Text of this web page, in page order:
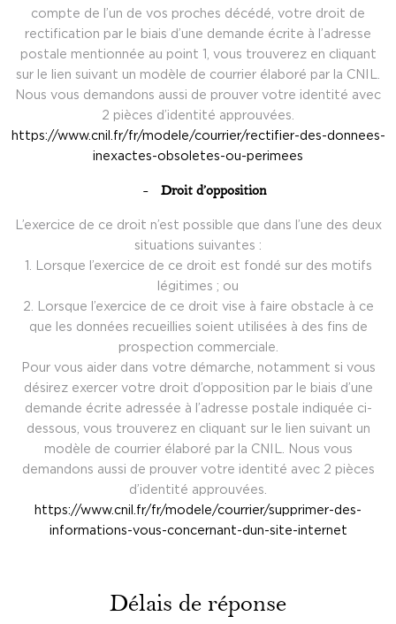
compte de l’un de vos proches décédé, votre droit de
rectification par le biais d’une demande écrite à l’adresse
postale mentionnée au point 1, vous trouverez en cliquant
sur le lien suivant un modèle de courrier élaboré par la CNIL.
Nous vous demandons aussi de prouver votre identité avec
2 pièces d’identité approuvées.
https://www.cnil.fr/fr/modele/courrier/rectifier-des-donnees-
inexactes-obsoletes-ou-perimees
Droit d’opposition
L’exercice de ce droit n’est possible que dans l’une des deux
situations suivantes :
1. Lorsque l’exercice de ce droit est fondé sur des motifs
légitimes ; ou
2. Lorsque l’exercice de ce droit vise à faire obstacle à ce
que les données recueillies soient utilisées à des fins de
prospection commerciale.
Pour vous aider dans votre démarche, notamment si vous
désirez exercer votre droit d’opposition par le biais d’une
demande écrite adressée à l’adresse postale indiquée ci-
dessous, vous trouverez en cliquant sur le lien suivant un
modèle de courrier élaboré par la CNIL. Nous vous
demandons aussi de prouver votre identité avec 2 pièces
d’identité approuvées.
https://www.cnil.fr/fr/modele/courrier/supprimer-des-
informations-vous-concernant-dun-site-internet
Délais de réponse